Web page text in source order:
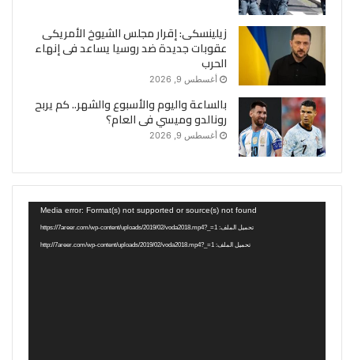
زيلينسكى: إقرار مجلس الشيوخ الأمريكى
عقوبات جديدة ضد روسيا يساعد فى إنهاء
الحرب
أغسطس 9, 2026
بالساعة واليوم والأسبوع والشهر.. كم يربح
رونالدو وميسي فى العام؟
أغسطس 9, 2026
Media error: Format(s) not supported or source(s) not found
تحميل الملف: https://7areer.com/wp-content/uploads/2019/02/voda2018.mp4?_=1
تحميل الملف: http://7areer.com/wp-content/uploads/2019/02/voda2018.mp4?_=1